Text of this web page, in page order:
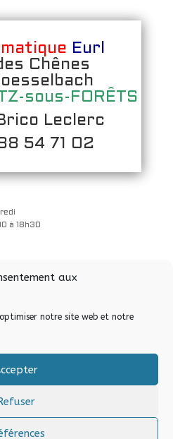
aux
notre site web et notre
Eurl
Chênes
sous-FORÊTS
Leclerc
54 71 02
à 18h30
17h00
Informatique eurl – Soultz-sous-
– 2024